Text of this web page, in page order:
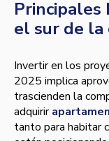
Principales
el sur de la
Invertir en los
2025 implica
trascienden la
adquirir
tanto para habitar